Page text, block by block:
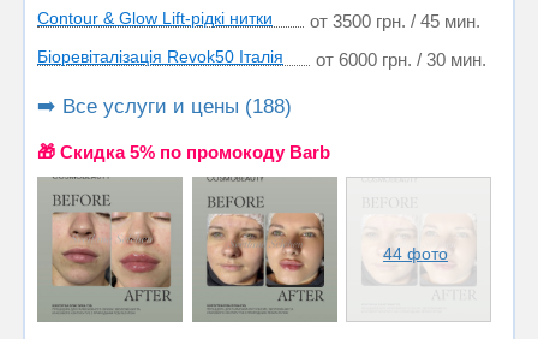
Contour & Glow Lift-рідкі нитки от 3500 грн. / 45 мин.
Біоревіталізація Revok50 Італія от 6000 грн. / 30 мин.
➡️ Все услуги и цены (188)
🎁 Cкидка 5% по промокоду Barb
44 фото